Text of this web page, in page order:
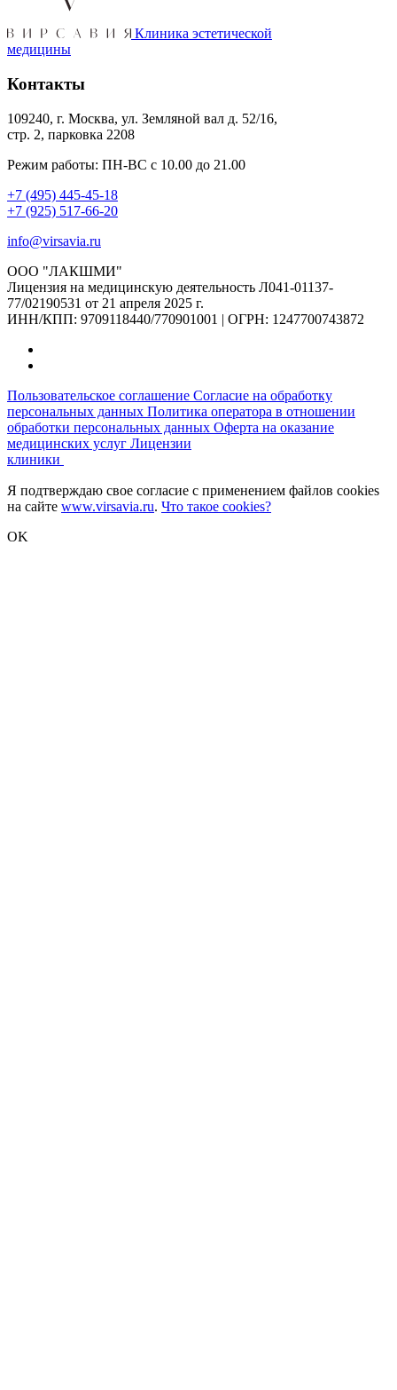
Клиника эстетической
медицины
Контакты
109240, г. Москва, ул. Земляной вал д. 52/16,
стр. 2, парковка 2208
Режим работы: ПН-ВС с 10.00 до 21.00
+7 (495) 445-45-18
+7 (925) 517-66-20
info@virsavia.ru
ООО "ЛАКШМИ"
Лицензия на медицинскую деятельность Л041-01137-
77/02190531 от 21 апреля 2025 г.
ИНН/КПП: 9709118440/770901001 | ОГРН: 1247700743872
Пользовательское соглашение Согласие на обработку
персональных данных Политика оператора в отношении
обработки персональных данных Оферта на оказание
медицинских услуг Лицензии
клиники
Я подтверждаю свое согласие с применением файлов cookies
на сайте www.virsavia.ru. Что такое cookies?
OK